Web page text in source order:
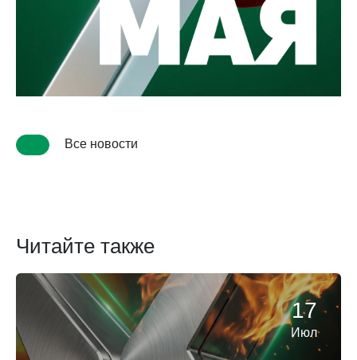
Все новости
Читайте также
17
Июл